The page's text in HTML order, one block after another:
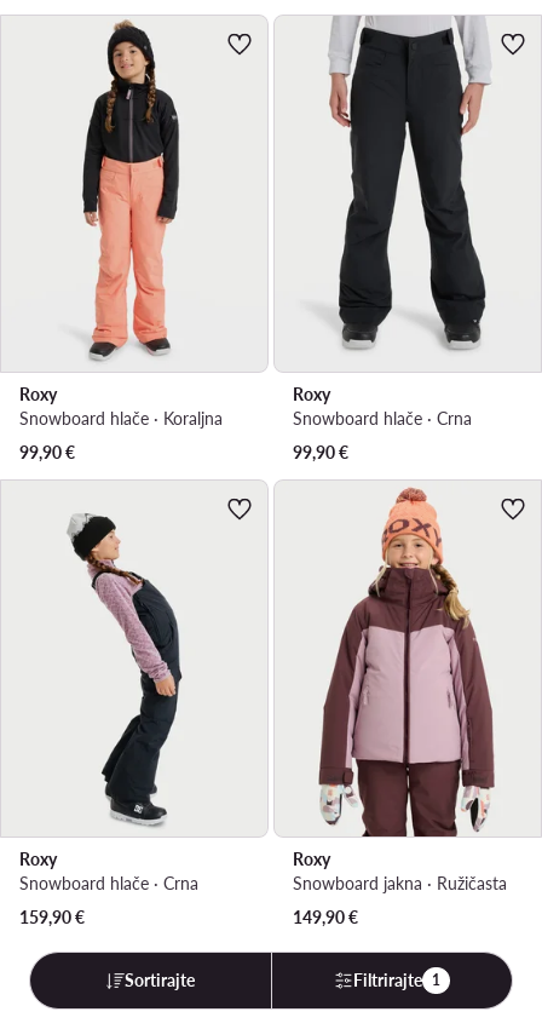
Roxy
Snowboard hlače · Koraljna
99,90€
Roxy
Snowboard hlače · Crna
99,90€
Roxy
Snowboard hlače · Crna
159,90€
Roxy
Snowboard jakna · Ružičasta
149,90€
Sortirajte Filtrirajte 1